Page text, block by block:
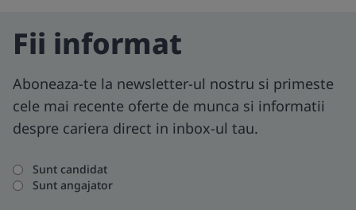
Fii informat
Aboneaza-te la newsletter-ul nostru si primeste
cele mai recente oferte de munca si informatii
despre cariera direct in inbox-ul tau.
Sunt candidat
Sunt angajator